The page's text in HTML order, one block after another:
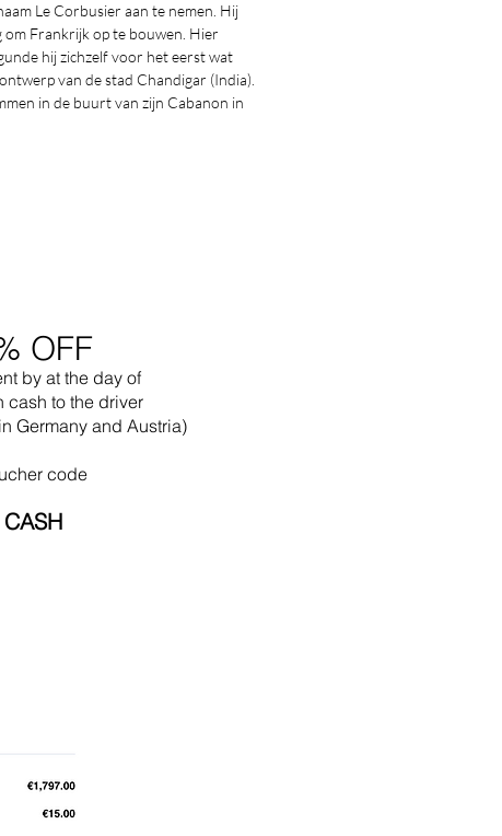
Le Corbusier aan te nemen. Hij
Frankrijk op te bouwen. Hier
hij zichzelf voor het eerst wat
van de stad Chandigar (India).
in de buurt van zijn Cabanon in
OFF
byat the day of
cash to the driver
Germany and Austria)
code
CASH